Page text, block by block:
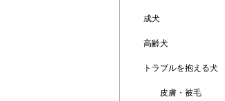
成犬
高齢犬
トラブルを抱える犬
皮膚・被毛